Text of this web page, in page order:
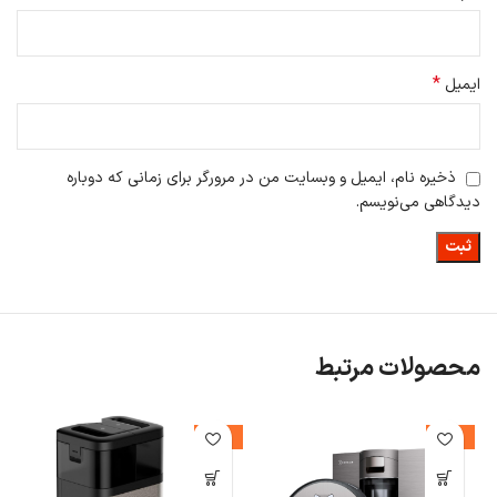
ایمیل *
ذخیره نام، ایمیل و وبسایت من در مرورگر برای زمانی که دوباره
دیدگاهی می‌نویسم.
محصولات مرتبط
-14%
-19%